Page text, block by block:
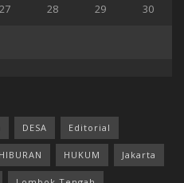
27 28 29 30
DESA Editorial
HIBURAN HUKUM Jakarta